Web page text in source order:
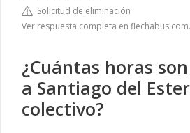
Solicitud de eliminación
Ver respuesta completa en
¿Cuántas horas
a Santiago del
colectivo?